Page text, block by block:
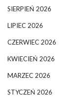
SIERPIEŃ 2026
LIPIEC 2026
CZERWIEC 2026
KWIECIEŃ 2026
MARZEC 2026
STYCZEŃ 2026